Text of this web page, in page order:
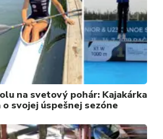
na svetový pohár: Kajakárka
svojej úspešnej sezóne